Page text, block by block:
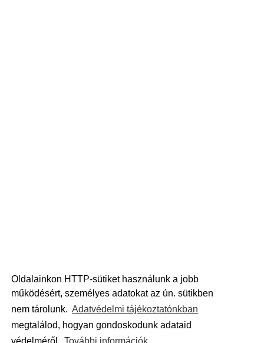
Oldalainkon HTTP-sütiket használunk a jobb
működésért, személyes adatokat az ún. sütikben
nem tárolunk. Adatvédelmi tájékoztatónkban
megtalálod, hogyan gondoskodunk adataid